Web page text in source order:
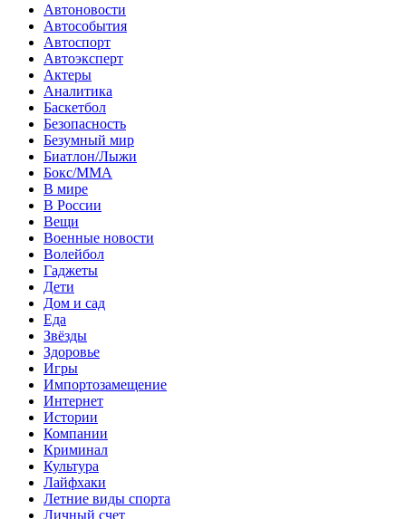
Автоновости
Автособытия
Автоспорт
Автоэксперт
Актеры
Аналитика
Баскетбол
Безопасность
Безумный мир
Биатлон/Лыжи
Бокс/MMA
В мире
В России
Вещи
Военные новости
Волейбол
Гаджеты
Дети
Дом и сад
Еда
Звёзды
Здоровье
Игры
Импортозамещение
Интернет
Истории
Компании
Криминал
Культура
Лайфхаки
Летние виды спорта
Личный счет